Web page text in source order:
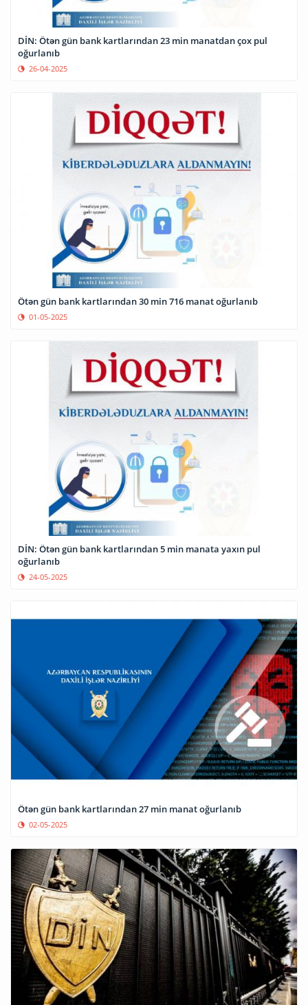
DİN: Ötən gün bank kartlarından 23 min manatdan çox pul
oğurlanıb
26-04-2025
Ötən gün bank kartlarından 30 min 716 manat oğurlanıb
01-05-2025
DİN: Ötən gün bank kartlarından 5 min manata yaxın pul
oğurlanıb
24-05-2025
Ötən gün bank kartlarından 27 min manat oğurlanıb
02-05-2025